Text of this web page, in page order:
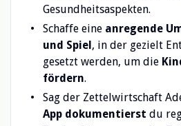
Gesundheitsaspekten.
Schaffe eine anregende
und Spiel, in der gezielt
gesetzt werden, um die
fördern.
Sag der Zettelwirtschaft
App dokumentierst du